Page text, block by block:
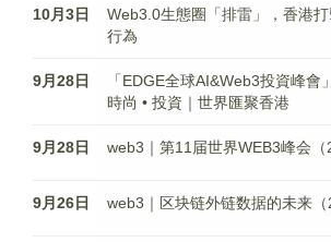
10月3日
Web3.0生態圈「排雷」，香港
行為
9月28日
「EDGE全球AI&Web3投資峰會
時尚 • 投資｜世界匯聚香港
9月28日 web3｜第11届世界WEB3峰会（
9月26日 web3｜区块链外链数据的未来（